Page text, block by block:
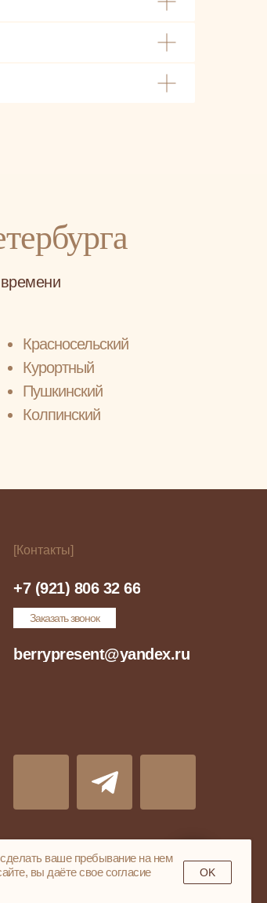
Красносельский
Курортный
Пушкинский
Колпинский
+7 (921) 806 32 66
berrypresent@yandex.ru
[Контакты]
Заказать звонок
вaшe пpeбывaниe нa нeм
вы дaётe cвoe coглacиe
OK